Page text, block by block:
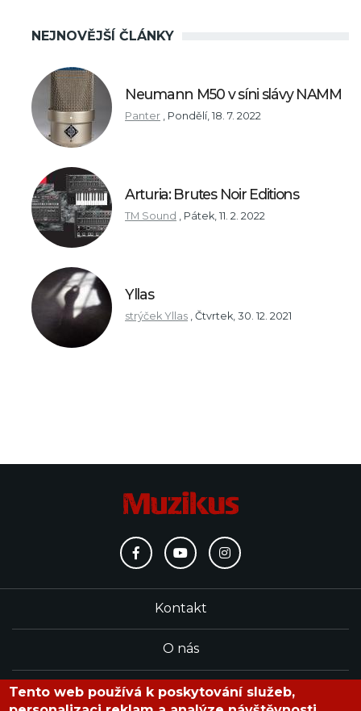
NEJNOVĚJŠÍ ČLÁNKY
Neumann M50 v síni slávy NAMM
Panter , Pondělí, 18. 7. 2022
Arturia: Brutes Noir Editions
TM Sound , Pátek, 11. 2. 2022
Yllas
strýček Yllas , Čtvrtek, 30. 12. 2021
Kontakt
O nás
Redakce
Tento web používá k poskytování služeb,